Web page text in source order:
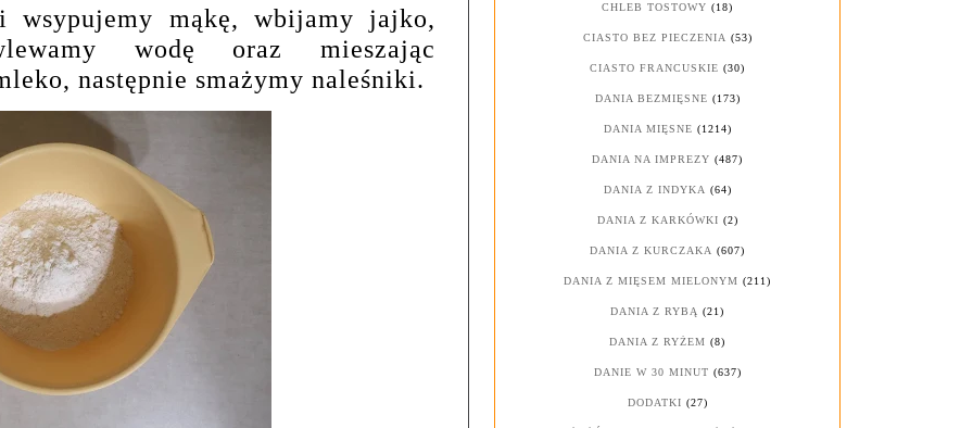
wsypujemy mąkę, wbijamy jajko,
wodę oraz mieszając
następnie smażymy naleśniki.
CHLEB TOSTOWY (18)
CIASTO BEZ PIECZENIA (53)
CIASTO FRANCUSKIE (30)
DANIA BEZMIĘSNE (173)
DANIA MIĘSNE (1214)
DANIA NA IMPREZY (487)
DANIA Z INDYKA (64)
DANIA Z KARKÓWKI (2)
DANIA Z KURCZAKA (607)
DANIA Z MIĘSEM MIELONYM (211)
DANIA Z RYBĄ (21)
DANIA Z RYŻEM (8)
DANIE W 30 MINUT (637)
DODATKI (27)